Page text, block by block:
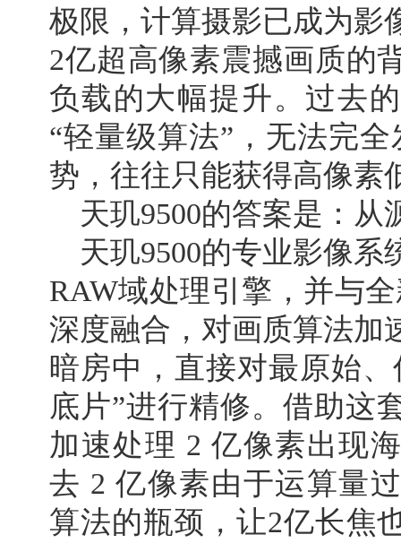
极限，计算摄影已成为影
2亿超高像素震撼画质的
负载的大幅提升。过去
“轻量级算法”，无法完
势，往往只能获得高像素
天玑9500的答案是：从
天玑9500的专业影像
RAW域处理引擎，并与
深度融合，对画质算法加
暗房中，直接对最原始
底片”进行精修。借助这
加速处理 2 亿像素出现
去 2 亿像素由于运算量
算法的瓶颈，让2亿长焦